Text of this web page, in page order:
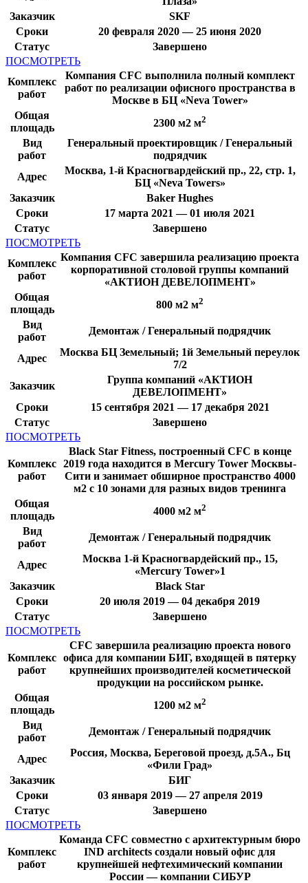
Заказчик
SKF
Сроки
20 февраля 2020 — 25 июня 2020
Статус
Завершено
ПОСМОТРЕТЬ
Комплекс
работ
Компания CFC выполнила полный комплект
работ по реализации офисного пространства в
Москве в БЦ «Neva Tower»
Общая
площадь
2300 м2 м2
Вид
работ
Генеральный проектировщик / Генеральный
подрядчик
Адрес
Москва, 1-й Красногвардейский пр., 22, стр. 1,
БЦ «Neva Towers»
Заказчик
Baker Hughes
Сроки
17 марта 2021 — 01 июля 2021
Статус
Завершено
ПОСМОТРЕТЬ
Комплекс
работ
Компания CFC завершила реализацию проекта
корпоративной столовой группы компаний
«АКТИОН ДЕВЕЛОПМЕНТ»
Общая
площадь
800 м2 м2
Вид
работ
Демонтаж / Генеральный подрядчик
Адрес
Москва БЦ Земельный; 1й Земельный переулок
7/2
Заказчик
Группа компаний «АКТИОН
ДЕВЕЛОПМЕНТ»
Сроки
15 сентября 2021 — 17 декабря 2021
Статус
Завершено
ПОСМОТРЕТЬ
Комплекс
работ
Black Star Fitness, построенный CFC в конце
2019 года находится в Mercury Tower Москвы-
Сити и занимает обширное пространство 4000
м2 с 10 зонами для разных видов тренинга
Общая
площадь
4000 м2 м2
Вид
работ
Демонтаж / Генеральный подрядчик
Адрес
Москва 1-й Красногвардейский пр., 15,
«Mercury Tower»1
Заказчик
Black Star
Сроки
20 июля 2019 — 04 декабря 2019
Статус
Завершено
ПОСМОТРЕТЬ
Комплекс
работ
CFC завершила реализацию проекта нового
офиса для компании БИГ, входящей в пятерку
крупнейших производителей косметической
продукции на российском рынке.
Общая
площадь
1200 м2 м2
Вид
работ
Демонтаж / Генеральный подрядчик
Адрес
Россия, Москва, Береговой проезд, д.5А., Бц
«Фили Град»
Заказчик
БИГ
Сроки
03 января 2019 — 27 апреля 2019
Статус
Завершено
ПОСМОТРЕТЬ
Комплекс
работ
Команда CFC совместно с архитектурным бюро
IND architects создали новый офис для
крупнейшей нефтехимический компании
России — компании СИБУР